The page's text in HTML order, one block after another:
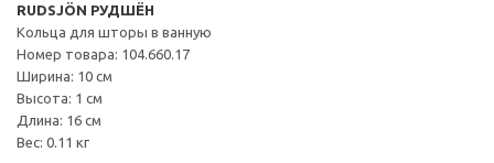
RUDSJÖN РУДШЁН
Кольца для шторы в ванную
Номер товара: 104.660.17
Ширина: 10 см
Высота: 1 см
Длина: 16 см
Вес: 0.11 кг